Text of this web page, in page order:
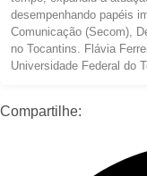
desempenhando papéis
Comunicação (Secom),
no Tocantins. Flávia
Universidade Federal do
Compartilhe: